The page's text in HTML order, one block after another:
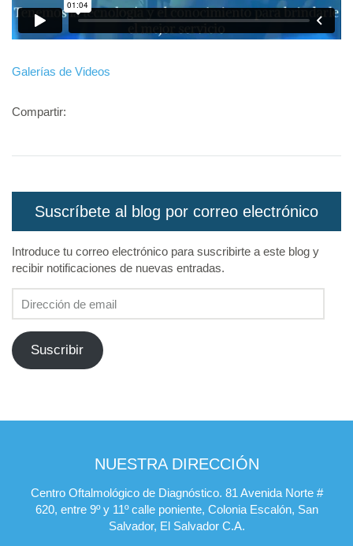
Galerías de Videos
Compartir:
Suscríbete al blog por correo electrónico
Introduce tu correo electrónico para suscribirte a este blog y
recibir notificaciones de nuevas entradas.
de
email
Suscribir
NUESTRA DIRECCIÓN
Centro Oftalmológico de Diagnóstico. 81 Avenida Norte #
620, entre 9º y 11º calle poniente, Colonia Escalón, San
Salvador, El Salvador C.A.